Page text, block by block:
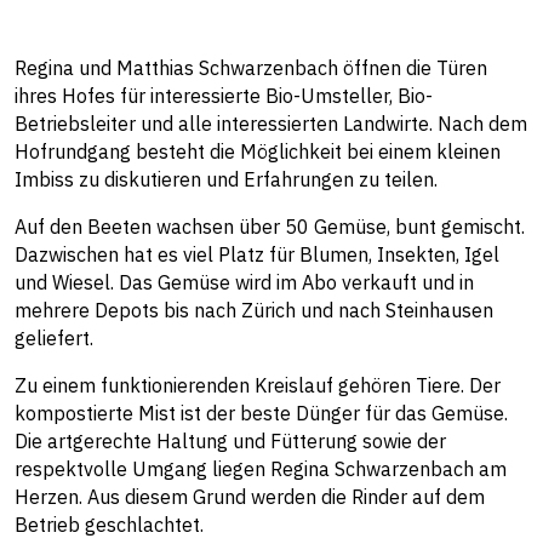
Regina und Matthias Schwarzenbach öffnen die Türen
ihres Hofes für interessierte Bio-Umsteller, Bio-
Betriebsleiter und alle interessierten Landwirte. Nach dem
Hofrundgang besteht die Möglichkeit bei einem kleinen
Imbiss zu diskutieren und Erfahrungen zu teilen.
Auf den Beeten wachsen über 50 Gemüse, bunt gemischt.
Dazwischen hat es viel Platz für Blumen, Insekten, Igel
und Wiesel. Das Gemüse wird im Abo verkauft und in
mehrere Depots bis nach Zürich und nach Steinhausen
geliefert.
Zu einem funktionierenden Kreislauf gehören Tiere. Der
kompostierte Mist ist der beste Dünger für das Gemüse.
Die artgerechte Haltung und Fütterung sowie der
respektvolle Umgang liegen Regina Schwarzenbach am
Herzen. Aus diesem Grund werden die Rinder auf dem
Betrieb geschlachtet.